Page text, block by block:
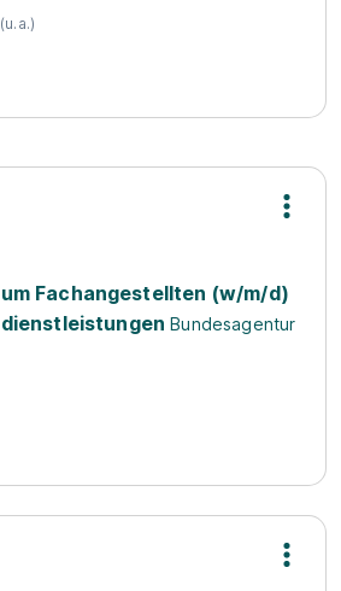
Fachangestellten (w/m/d)
Bundesagentur